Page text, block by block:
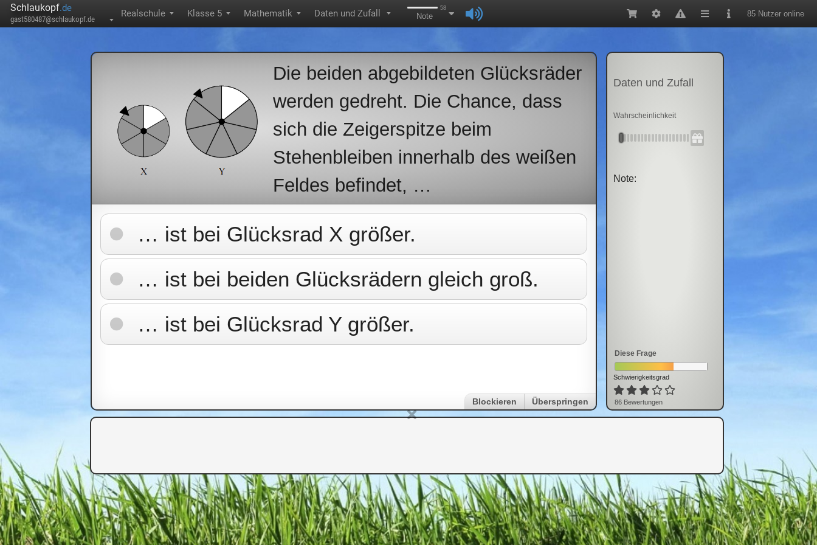
Schlaukopf.de
gast580487@schlaukopf.de ▼
Realschule ▼ Klasse 5 ▼ Mathematik ▼ Daten und Zufall ▼
58
Note 85 Nutzer online
Die beiden abgebildeten Glücksräder
werden gedreht. Die Chance, dass
sich die Zeigerspitze beim
Stehenbleiben innerhalb des weißen
Feldes befindet, …
… ist bei Glücksrad X größer.
… ist bei beiden Glücksrädern gleich groß.
… ist bei Glücksrad Y größer.
Blockieren Überspringen
Daten und Zufall
Wahrscheinlichkeit
Note:
Diese Frage
Schwierigkeitsgrad
86 Bewertungen